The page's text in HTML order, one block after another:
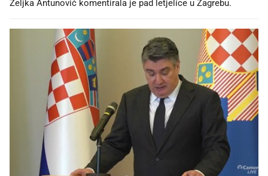
Željka Antunović komentirala je pad letjelice u Zagrebu.